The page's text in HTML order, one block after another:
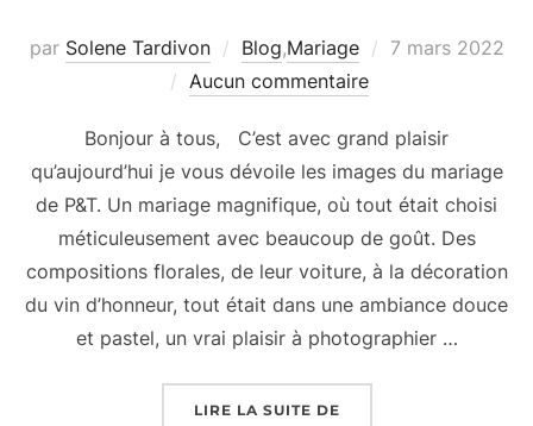
par Solene Tardivon Blog,Mariage
Publié
7 mars 2022
Aucun commentaire
Bonjour à tous, C’est avec grand plaisir
qu’aujourd’hui je vous dévoile les images du mariage
de P&T. Un mariage magnifique, où tout était choisi
méticuleusement avec beaucoup de goût. Des
compositions florales, de leur voiture, à la décoration
du vin d’honneur, tout était dans une ambiance douce
et pastel, un vrai plaisir à photographier …
LIRE LA SUITE DE« MARIAGE PASTEL